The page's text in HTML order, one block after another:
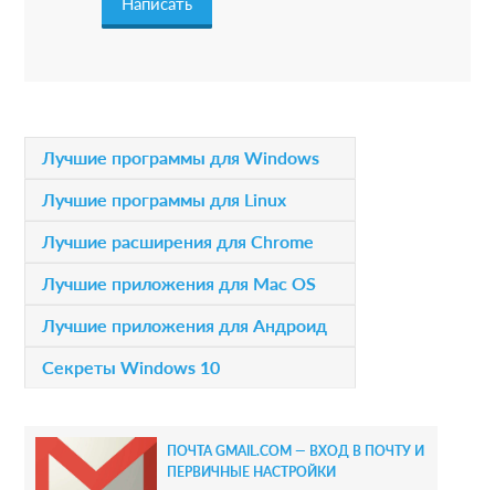
i
o
n
P
m
y
S
Лучшие программы для Windows
Лучшие программы для Linux
Лучшие расширения для Chrome
Лучшие приложения для Mac OS
Лучшие приложения для Андроид
Секреты Windows 10
ПОЧТА GMAIL.COM — ВХОД В ПОЧТУ И
ПЕРВИЧНЫЕ НАСТРОЙКИ